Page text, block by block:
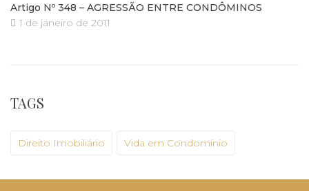
Artigo Nº 348 – AGRESSÃO ENTRE CONDÔMINOS
1 de janeiro de 2011
TAGS
Direito Imobiliário Vida em Condomínio